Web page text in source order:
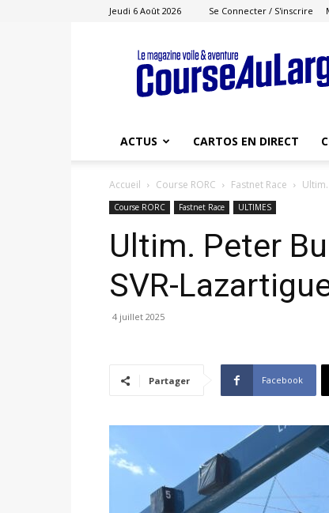
Jeudi 6 Août 2026 Se Connecter / S'inscrire
Course
au
Large
ACTUS CARTOS EN DIRECT
Accueil Course RORC Fastnet Race
Course RORC Fastnet Race ULTIMES
Ultim. Peter
SVR-
4 juillet 2025
Partager Facebook